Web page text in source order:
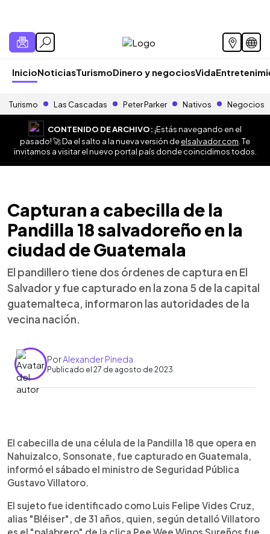
InicioNoticiasTurismoDinero y negociosVida
Turismo Las Cascadas Peter Parker Nativos Negocios
CONTENIDO DE ARCHIVO:¡Estás navegando en el
pasado! 🚀 Da el salto a la nueva versión deelsalvador.com . Te
invitamos a visitar el nuevo portal país donde coincidimos todos.
Capturan a cabecilla de la
Pandilla 18 salvadoreño en la
ciudad de Guatemala
El pandillero tiene dos órdenes de captura en El
Salvador y fue capturado en la zona 5 de la capital
guatemalteca, informaron las autoridades de la
vecina nación.
PorAlexander Pineda
Publicado el 27 de agosto de 2023
Escuchar artículo
El cabecilla de una célula de la Pandilla 18 que opera en
Nahuizalco, Sonsonate, fue capturado en Guatemala,
informó el sábado el ministro de Seguridad Pública
Gustavo Villatoro.
El sujeto fue identificado como Luis Felipe Vides Cruz,
alias "Bléiser", de 31 años, quien, según detalló Villatoro